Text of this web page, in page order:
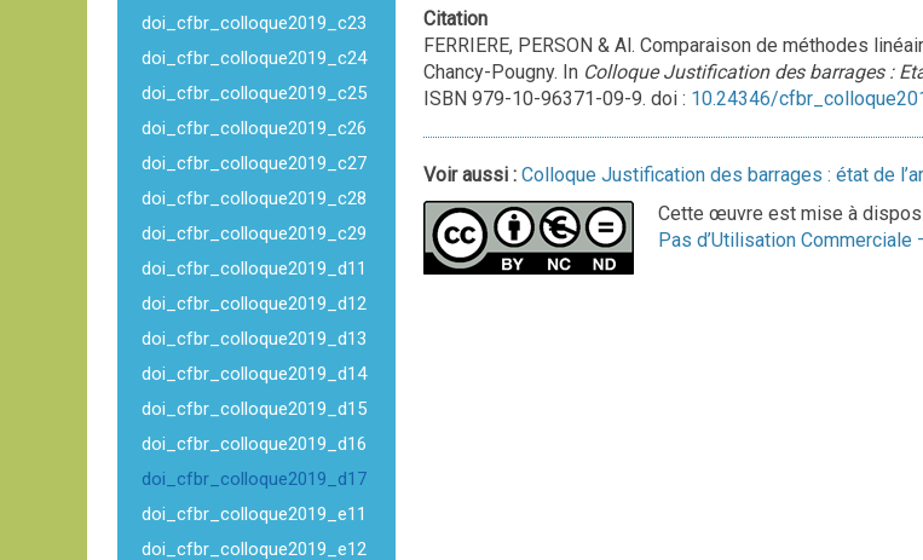
doi_cfbr_colloque2019_c23
doi_cfbr_colloque2019_c24
doi_cfbr_colloque2019_c25
doi_cfbr_colloque2019_c26
doi_cfbr_colloque2019_c27
doi_cfbr_colloque2019_c28
doi_cfbr_colloque2019_c29
doi_cfbr_colloque2019_d11
doi_cfbr_colloque2019_d12
doi_cfbr_colloque2019_d13
doi_cfbr_colloque2019_d14
doi_cfbr_colloque2019_d15
doi_cfbr_colloque2019_d16
doi_cfbr_colloque2019_d17
doi_cfbr_colloque2019_e11
doi_cfbr_colloque2019_e12
Citation
FERRIERE, PERSON & Al. Comparaison de méthodes
Chancy-Pougny. In Colloque Justification des barrages :
ISBN 979-10-96371-09-9. doi : 10.24346/
Voir aussi : Colloque Justification des barrages : état de
Cette œuvre est mise à
Pas d’Utilisation